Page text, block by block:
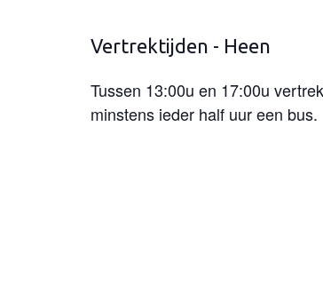
Vertrektijden - Heen
Tussen 13:00u en 17:00u
minstens ieder half uur een bus.